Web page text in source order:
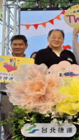
高雄東
賴清德
蔣萬安
賴總統